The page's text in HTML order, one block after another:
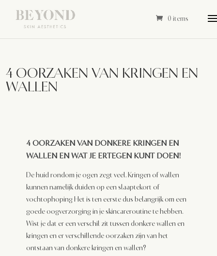
0 items
4 OORZAKEN VAN KRINGEN EN
WALLEN
4 OORZAKEN VAN DONKERE KRINGEN EN
WALLEN EN WAT JE ERTEGEN KUNT DOEN!
De huid rondom je ogen zegt veel. Kringen of wallen
kunnen namelijk duiden op een slaaptekort of
vochtophoping Het is ten eerste dus belangrijk om een
goede oogverzorging in je skincareroutine te hebben.
Wist je dat er een verschil zit tussen donkere wallen en
kringen en er verschillende oorzaken zijn van het
ontstaan van donkere kringen en wallen?